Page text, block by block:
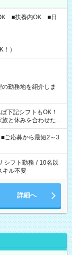
■扶養内OK ■日
）
勤務地を紹介しま
「できれば残業はし
ク希望
と、もう1つのお仕事
は応募できません。
ご応募から最短2～3
/ シフト勤務 / 10名以
キル不要
詳細へ